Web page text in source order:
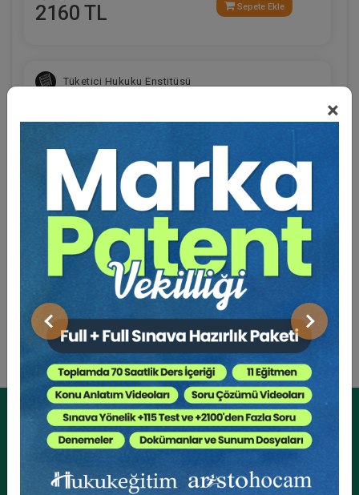
×
Önceki Sonraki
2160 TL Sepete Ekle
Tüketici Hukuku Enstitüsü
İşçilik Alacakları ve Tazminatları - 1 - III. İş
Hukuku Kongresi - VII. Oturum
360 TL Sepete Ekle
Tüketici Hukuku Enstitüsü
Eğitmen Hakkında
Sosyal Medya
Kurumsal Üyelikler İçin
Kurumsal Teklif Alın